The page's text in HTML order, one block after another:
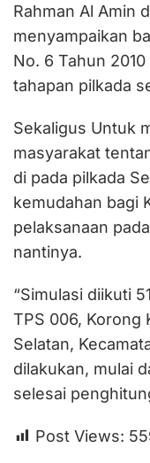
Rahman Al Amin
menyampaikan
No. 6 Tahun
tahapan pilkada
Sekaligus Untuk
masyarakat
di pada pilkada
kemudahan bagi
pelaksanaan
nantinya.
“Simulasi diikuti
TPS 006, Korong
Selatan,
dilakukan, mulai
selesai
Post Views: